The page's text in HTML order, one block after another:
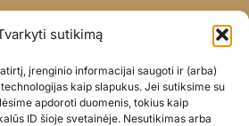
sutikimą
įrenginio informacijai saugoti ir (arba)
kaip slapukus. Jei sutiksime su
apdoroti duomenis, tokius kaip
ID šioje svetainėje. Nesutikimas arba